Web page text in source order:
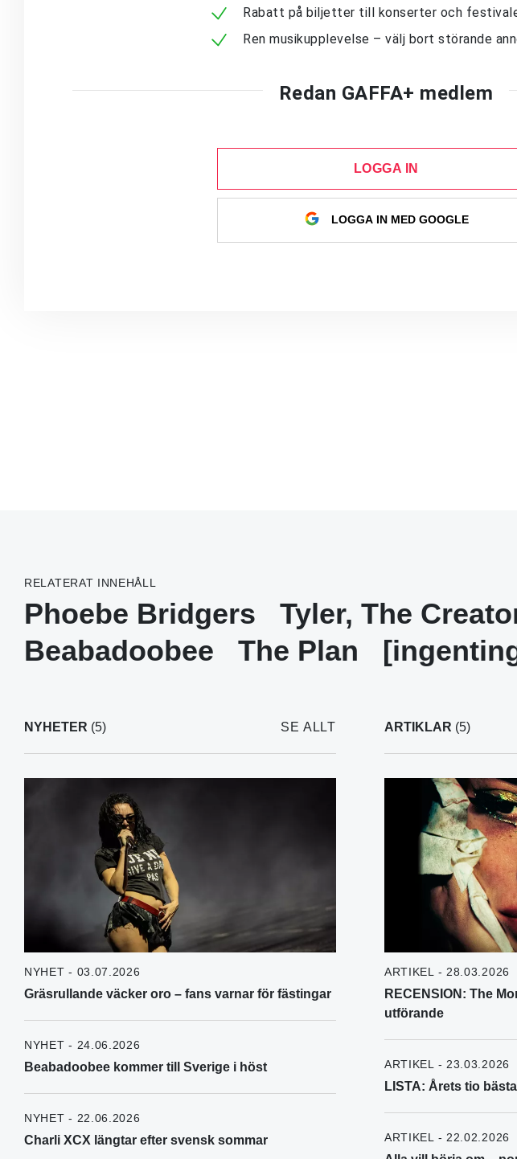
Rabatt på biljetter till konserter och
Ren musikupplevelse – välj bort störande
Redan GAFFA+ medlem
LOGGA IN
LOGGA IN MED GOOGLE
RELATERAT INNEHÅLL
Phoebe Bridgers Tyler, The
Beabadoobee
The Plan
NYHETER (5) SE ALLT
NYHET - 03.07.2026
Gräsrullande väcker oro – fans varnar för fästingar
NYHET - 24.06.2026
Beabadoobee kommer till Sverige i höst
NYHET - 22.06.2026
Charli XCX längtar efter svensk sommar
ARTIKLAR (5)
ARTIKEL - 28.03.2026
RECENSION: The
utförande
ARTIKEL - 23.03.2026
LISTA: Årets tio
ARTIKEL - 22.02.2026